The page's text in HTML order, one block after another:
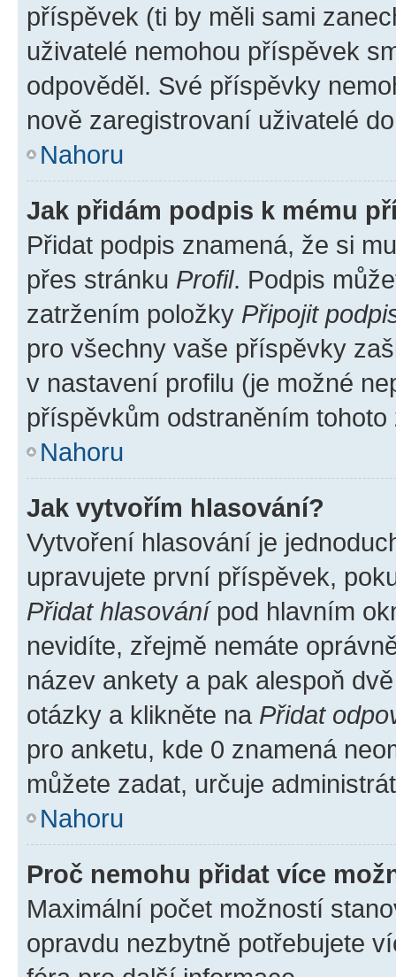
příspěvek (ti by měli sami
uživatelé nemohou příspěvek
odpověděl. Své příspěvky
nově zaregistrovaní uživatelé
Nahoru
Jak přidám podpis k mému
Přidat podpis znamená, že si
přes stránku Profil. Podpis
zatržením položky Připojit
pro všechny vaše příspěvky
v nastavení profilu (je možné
příspěvkům odstraněním
Nahoru
Jak vytvořím hlasování?
Vytvoření hlasování je
upravujete první příspěvek,
Přidat hlasovánípod hlavním
nevidíte, zřejmě nemáte
název ankety a pak alespoň
otázky a klikněte na Přidat
pro anketu, kde 0 znamená
můžete zadat, určuje
Nahoru
Proč nemohu přidat více
Maximální počet možností
opravdu nezbytně potřebujete